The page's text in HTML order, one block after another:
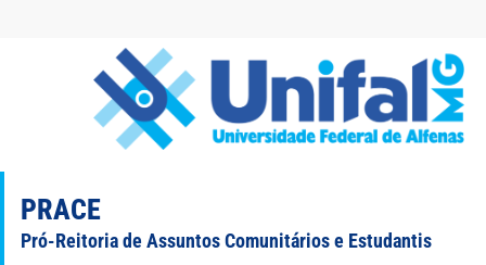
PRACE
Pró-Reitoria de Assuntos Comunitários e Estudantis